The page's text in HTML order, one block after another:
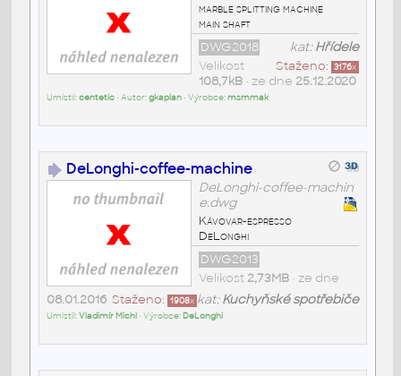
marble splitting machine
main shaft
kat:Hřídele
DWG2018
Staženo: 3176x
Velikost
108,7kB• ze dne 25.12.2020
Umístil:centetic• Autor:gkaplan• Výrobce:msmmak
DeLonghi-coffee-machine
DeLonghi-coffee-machin
e.dwg
Kávovar-espresso
DeLonghi
kat:Kuchyňské spotřebiče
DWG2013
Staženo: 1908x
Velikost 2,73MB• ze dne
08.01.2016
Umístil:Vladimír Michl• Výrobce: DeLonghi